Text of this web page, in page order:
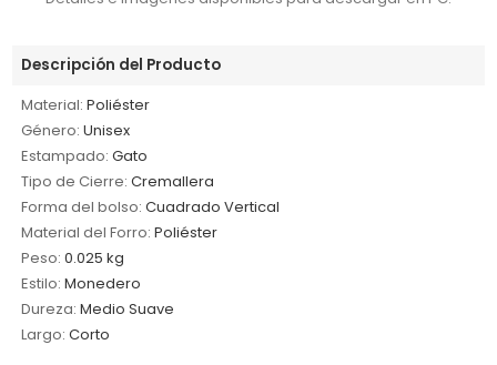
Descripción del Producto
Material: Poliéster
Género: Unisex
Estampado: Gato
Tipo de Cierre: Cremallera
Forma del bolso: Cuadrado Vertical
Material del Forro: Poliéster
Peso: 0.025 kg
Estilo: Monedero
Dureza: Medio Suave
Largo: Corto